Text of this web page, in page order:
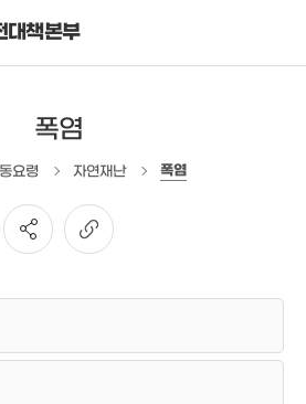
대책본부
폭염
요령 자연재난 폭염